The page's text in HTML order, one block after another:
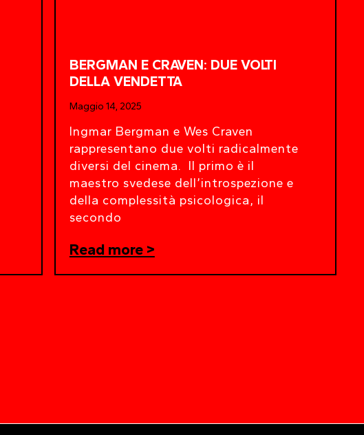
BERGMAN E CRAVEN: DUE VOLTI
DELLA VENDETTA
Maggio 14, 2025
Ingmar Bergman e Wes Craven
rappresentano due volti radicalmente
diversi del cinema. Il primo è il
maestro svedese dell’introspezione e
della complessità psicologica, il
secondo
Read more >